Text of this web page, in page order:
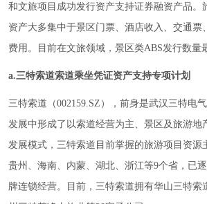
和文旅项目成功发行资产支持证券融资产品。
资产大多集中于景区门票、酒店收入、交通票
费用。目前在文旅领域，景区类ABS发行数量
a.三特索道索道乘坐凭证资产支持专项计划
三特索道（002159.SZ），前身是武汉三特电
发展中形成了以索道经营为主、景区及旅游地
发展模式，三特索道目前掌握的旅游项目资源
贵州、海南、内蒙、湖北、浙江等9个省，已
牌连锁经营。目前，三特索道拥有华山三特索